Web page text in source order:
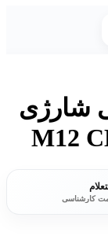
شارژی
کارشناسی